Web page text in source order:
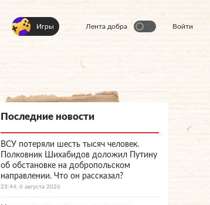
Игры Лента добра Войти
Последние новости
ВСУ потеряли шесть тысяч человек.
Полковник Шихабидов доложил Путину
об обстановке на добропольском
направлении. Что он рассказал?
23:44, 6 августа 2026